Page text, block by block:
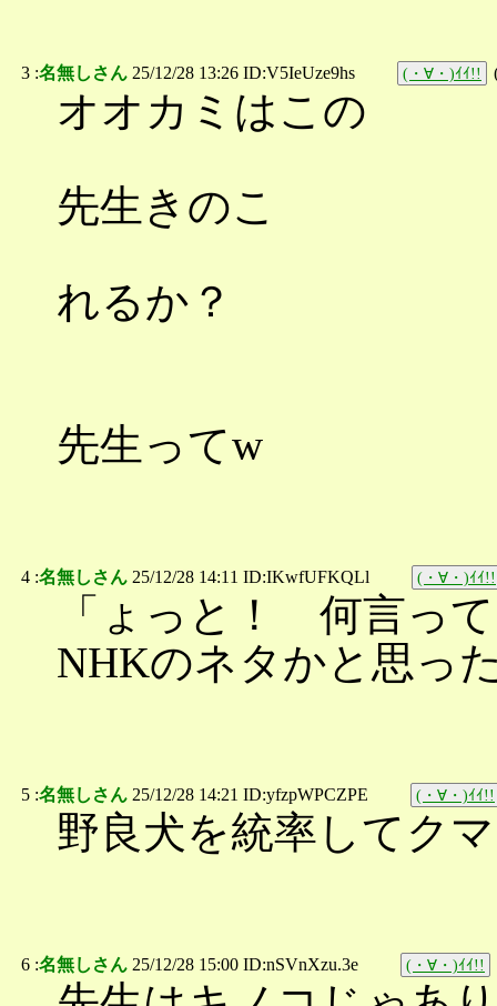
3 :名無しさん 25/12/28 13:26 ID:V5IeUze9hs (・∀・)ｲｲ!!
オオカミはこの
先生きのこ
れるか？
先生ってw
4 :名無しさん 25/12/28 14:11 ID:IKwfUFKQLl (・∀・)ｲｲ!!
「ょっと！ 何言っ
NHKのネタかと思っ
5 :名無しさん 25/12/28 14:21 ID:yfzpWPCZPE (・∀・)ｲｲ!!
野良犬を統率してク
6 :名無しさん 25/12/28 15:00 ID:nSVnXzu.3e (・∀・)ｲｲ!!